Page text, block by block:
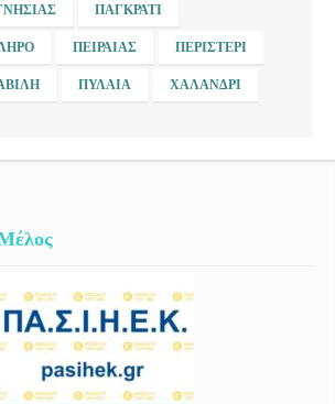
ΠΑΓΚΡΆΤΙ
ΠΕΙΡΑΙΆΣ ΠΕΡΙΣΤΈΡΙ
ΠΥΛΑΊΑ ΧΑΛΆΝΔΡΙ